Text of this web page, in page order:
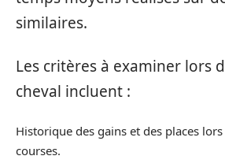
similaires.
Les critères à examiner lors
cheval incluent :
Historique des gains et des places
courses.